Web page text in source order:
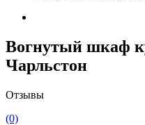
Вогнутый шкаф
Чарльстон
Отзывы
(0)